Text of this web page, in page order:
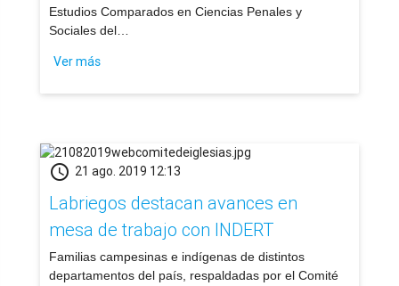
Estudios Comparados en Ciencias Penales y
Sociales del…
Ver más
schedule 21 ago. 2019 12:13
Labriegos destacan avances en
mesa de trabajo con INDERT
​Familias campesinas e indígenas de distintos
departamentos del país, respaldadas por el Comité